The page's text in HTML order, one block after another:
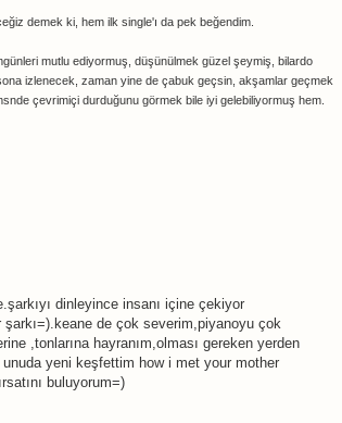
demek ki, hem ilk single'ı da pek beğendim.
mutlu ediyormuş, düşünülmek güzel şeymiş, bilardo
izlenecek, zaman yine de çabuk geçsin, akşamlar geçmek
çevrimiçi durduğunu görmek bile iyi gelebiliyormuş hem.
dinleyince insanı içine çekiyor
de çok severim,piyanoyu çok
,tonlarına hayranım,olması gereken yerden
yeni keşfettim how i met your mother
buluyorum=)